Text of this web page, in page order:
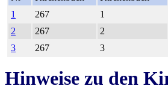
1
267 1
2
267 2
3
267 3
Hinweise zu den